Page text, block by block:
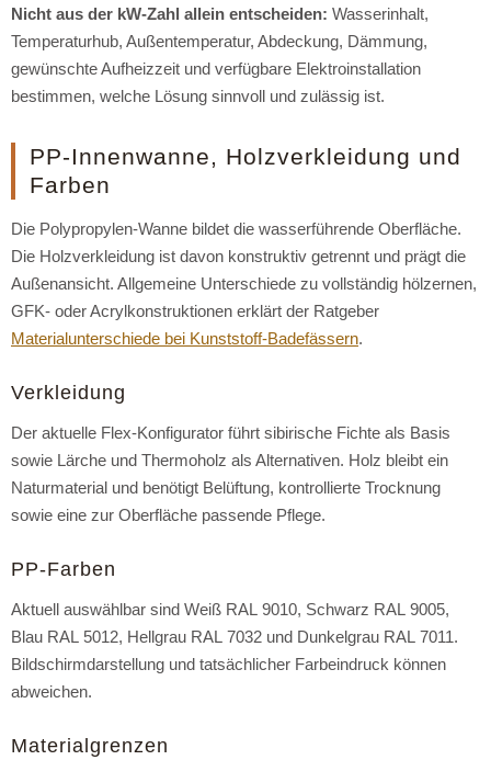
Nicht aus der kW-Zahl allein entscheiden: Wasserinhalt,
Temperaturhub, Außentemperatur, Abdeckung, Dämmung,
gewünschte Aufheizzeit und verfügbare Elektroinstallation
bestimmen, welche Lösung sinnvoll und zulässig ist.
PP-Innenwanne, Holzverkleidung und
Farben
Die Polypropylen-Wanne bildet die wasserführende Oberfläche.
Die Holzverkleidung ist davon konstruktiv getrennt und prägt die
Außenansicht. Allgemeine Unterschiede zu vollständig hölzernen,
GFK- oder Acrylkonstruktionen erklärt der Ratgeber
Materialunterschiede bei Kunststoff-Badefässern.
Verkleidung
Der aktuelle Flex-Konfigurator führt sibirische Fichte als Basis
sowie Lärche und Thermoholz als Alternativen. Holz bleibt ein
Naturmaterial und benötigt Belüftung, kontrollierte Trocknung
sowie eine zur Oberfläche passende Pflege.
PP-Farben
Aktuell auswählbar sind Weiß RAL 9010, Schwarz RAL 9005,
Blau RAL 5012, Hellgrau RAL 7032 und Dunkelgrau RAL 7011.
Bildschirmdarstellung und tatsächlicher Farbeindruck können
abweichen.
Materialgrenzen